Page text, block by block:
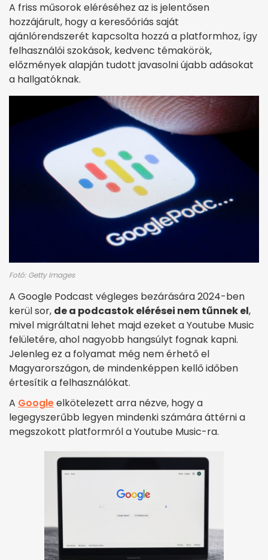
A friss műsorok eléréséhez az is jelentősen
hozzájárult, hogy a keresőóriás saját
ajánlórendszerét kapcsolta hozzá a platformhoz, így
felhasználói szokások, kedvenc témakörök,
előzmények alapján tudott javasolni újabb adásokat
a hallgatóknak.
Fotó: Getty Images
A Google Podcast végleges bezárására 2024-ben
kerül sor, de a podcastok elérései nem tűnnek el,
mivel migráltatni lehet majd ezeket a Youtube Music
felületére, ahol nagyobb hangsúlyt fognak kapni.
Jelenleg ez a folyamat még nem érhető el
Magyarországon, de mindenképpen kellő időben
értesítik a felhasználókat.
A Googleelkötelezett arra nézve, hogy a
legegyszerűbb legyen mindenki számára áttérni a
megszokott platformról a Youtube Music-ra.